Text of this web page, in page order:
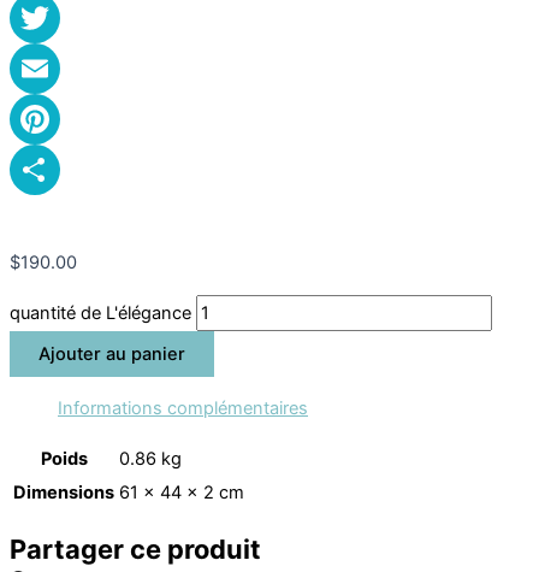
Facebook
Twitter
Email
Pinterest
$190.00
quantité de L'élégance
Ajouter au panier
Informations complémentaires
Poids
0.86 kg
Dimensions 61 × 44 × 2 cm
Partager ce produit